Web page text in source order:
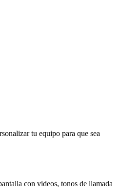
tu equipo para que sea
con videos, tonos de llamada